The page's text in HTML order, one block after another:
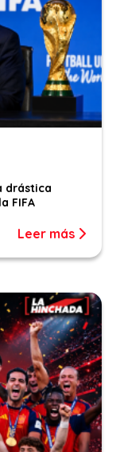
drástica
FIFA
Leer más